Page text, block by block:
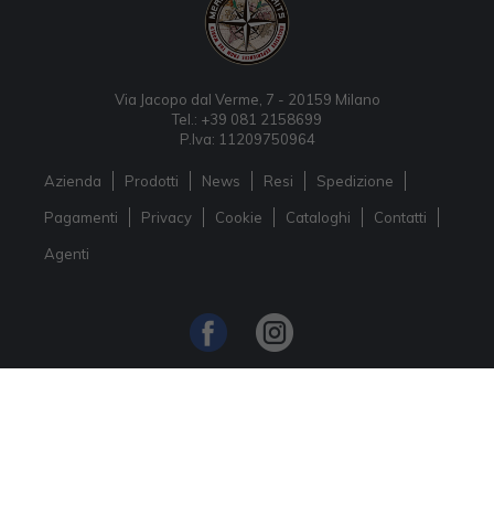
Via Jacopo dal Verme, 7 - 20159 Milano
Tel.: +39 081 2158699
P.Iva: 11209750964
Azienda Prodotti News Resi Spedizione
Pagamenti Privacy Cookie Cataloghi Contatti
Agenti